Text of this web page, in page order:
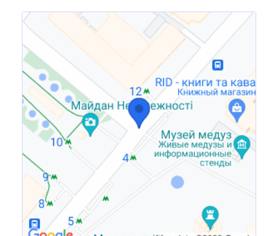
Ссылка для мобильных устройств